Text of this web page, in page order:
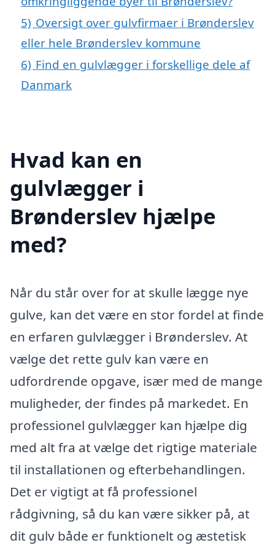
5) Oversigt over gulvfirmaer i Brønderslev
eller hele Brønderslev kommune
6) Find en gulvlægger i forskellige dele af
Danmark
Hvad kan en
gulvlægger i
Brønderslev hjælpe
med?
Når du står over for at skulle lægge nye
gulve, kan det være en stor fordel at finde
en erfaren gulvlægger i Brønderslev. At
vælge det rette gulv kan være en
udfordrende opgave, især med de mange
muligheder, der findes på markedet. En
professionel gulvlægger kan hjælpe dig
med alt fra at vælge det rigtige materiale
til installationen og efterbehandlingen.
Det er vigtigt at få professionel
rådgivning, så du kan være sikker på, at
dit gulv både er funktionelt og æstetisk